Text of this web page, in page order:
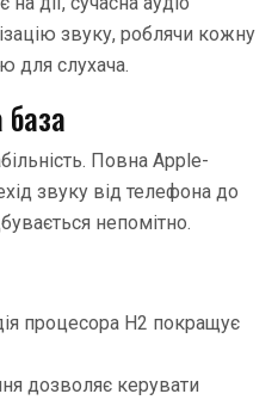
звуку, роблячи кожну
для слухача.
база
Повна Apple-
звуку від телефона до
непомітно.
процесора H2 покращує
дозволяє керувати